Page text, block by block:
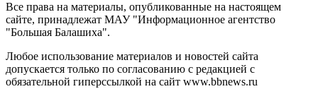
Все права на материалы, опубликованные на настоящем
сайте, принадлежат МАУ "Информационное агентство
"Большая Балашиха".
Любое использование материалов и новостей сайта
допускается только по согласованию с редакцией с
обязательной гиперссылкой на сайт www.bbnews.ru